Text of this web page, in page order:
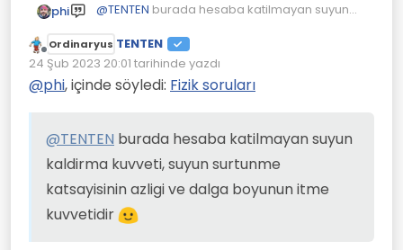
phi @TENTEN burada hesaba katilmayan suyun
azligi ve dalga boyunun itme kuvvetidir
Çevrimdışı
Ordinaryus TENTEN
24 Şub 2023 20:01 tarihinde yazdı
Son düzenleyen:
@phi, içinde söyledi: Fizik soruları
@TENTEN burada hesaba katilmayan suyun
kaldirma kuvveti, suyun surtunme
katsayisinin azligi ve dalga boyunun itme
kuvvetidir